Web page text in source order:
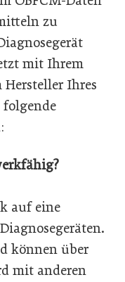
zu
mit Ihrem
Hersteller Ihres
folgende
auf eine
können über
mit anderen